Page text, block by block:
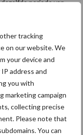
tracking
on our website. We
your device and
address and
you with
marketing campaign
collecting precise
Please note that
You can
periode van
absolute
bijna 1 procent
was deze vrijwel
nam alleen in
daler is
Zeeland neemt
en 7 procent terwijl